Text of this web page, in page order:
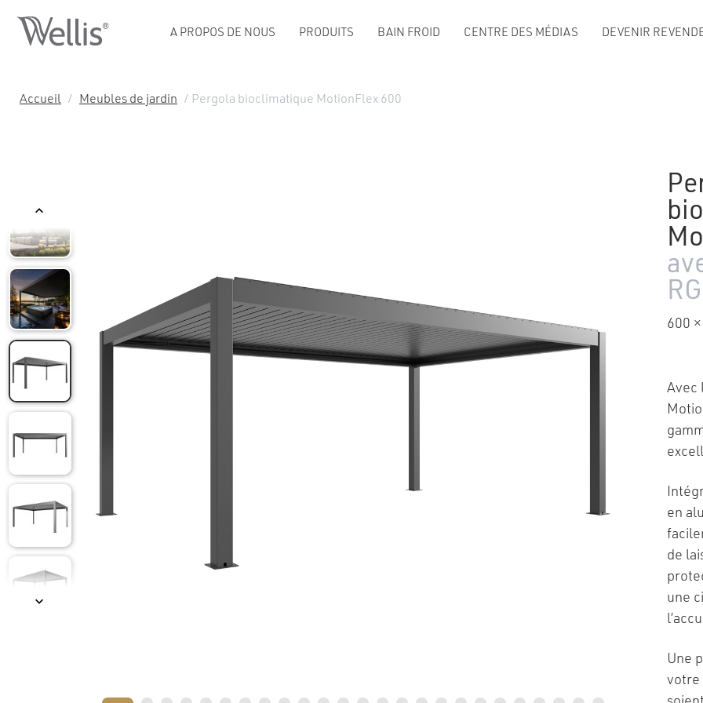
A PROPOS DE NOUS PRODUITS BAIN FROID CENTRE DES MÉDIAS DEVENIR
Accueil / Meubles de jardin / Pergola bioclimatique MotionFlex 600
600
Avec
en
de
une
Une
votre